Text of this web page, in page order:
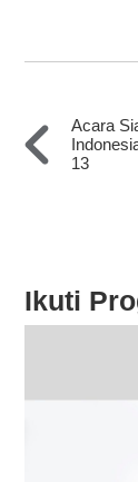
Acara
13
Ikuti